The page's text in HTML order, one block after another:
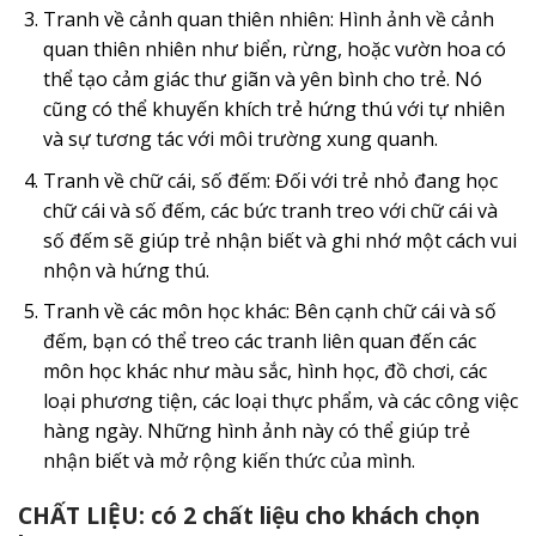
Tranh về cảnh quan thiên nhiên: Hình ảnh về cảnh
quan thiên nhiên như biển, rừng, hoặc vườn hoa có
thể tạo cảm giác thư giãn và yên bình cho trẻ. Nó
cũng có thể khuyến khích trẻ hứng thú với tự nhiên
và sự tương tác với môi trường xung quanh.
Tranh về chữ cái, số đếm: Đối với trẻ nhỏ đang học
chữ cái và số đếm, các bức tranh treo với chữ cái và
số đếm sẽ giúp trẻ nhận biết và ghi nhớ một cách vui
nhộn và hứng thú.
Tranh về các môn học khác: Bên cạnh chữ cái và số
đếm, bạn có thể treo các tranh liên quan đến các
môn học khác như màu sắc, hình học, đồ chơi, các
loại phương tiện, các loại thực phẩm, và các công việc
hàng ngày. Những hình ảnh này có thể giúp trẻ
nhận biết và mở rộng kiến thức của mình.
CHẤT LIỆU: có 2 chất liệu cho khách chọn